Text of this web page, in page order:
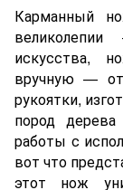
Карманный
искусства,
вручную —
рукоятки,
пород
работы с
вот что
этот нож